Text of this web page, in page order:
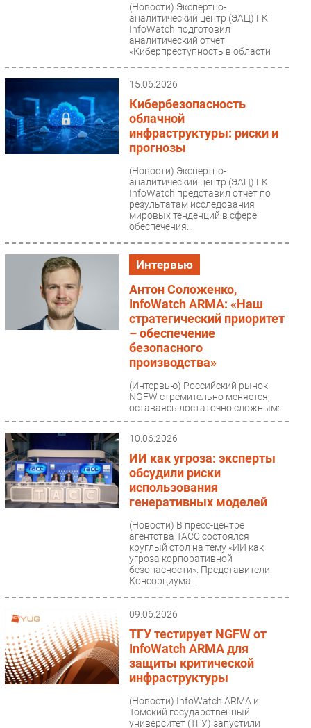
(Новости) Экспертно-
аналитический центр (ЭАЦ) ГК
InfoWatch подготовил
аналитический отчет
«Киберпреступность в области
15.06.2026
Кибербезопасность
облачной
инфраструктуры: риски и
прогнозы
(Новости) Экспертно-
аналитический центр (ЭАЦ) ГК
InfoWatch представил отчёт по
результатам исследования
мировых тенденций в сфере
обеспечения...
Интервью
Антон Соложенко,
InfoWatch ARMA: «Наш
стратегический приоритет
– обеспечение
безопасного
производства»
(Интервью) Российский рынок
NGFW стремительно меняется,
оставаясь достаточно сложным:
сокращается количество игроков,
10.06.2026
ИИ как угроза: эксперты
обсудили риски
использования
генеративных моделей
(Новости) В пресс-центре
агентства ТАСС состоялся
круглый стол на тему «ИИ как
угроза корпоративной
безопасности». Представители
Консорциума...
09.06.2026
ТГУ тестирует NGFW от
InfoWatch ARMA для
защиты критической
инфраструктуры
(Новости) InfoWatch ARMA и
Томский государственный
университет (ТГУ) запустили